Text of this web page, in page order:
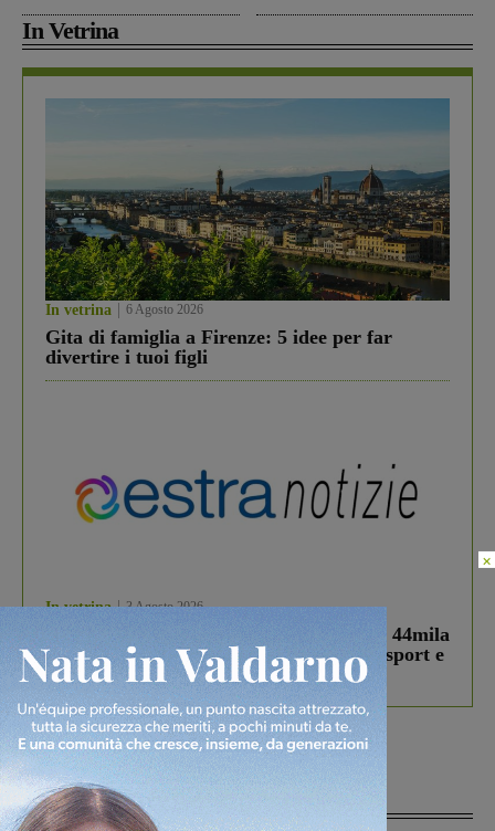
In Vetrina
In vetrina 6 Agosto 2026
Gita di famiglia a Firenze: 5 idee per far
divertire i tuoi figli
In vetrina 3 Agosto 2026
Estra Notizie agosto: Smart Cities, oltre 44mila
studenti coinvolti, torna il bando per lo sport e
debutta il podcast Estrair
Più lette
×